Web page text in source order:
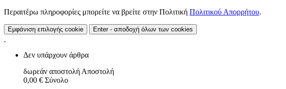
Περαιτέρω πληροφορίες μπορείτε να βρείτε στην Πολιτική Πολιτικού Απορρήτου.
Εμφάνιση επιλογής cookie Enter - αποδοχή όλων των cookies
Δεν υπάρχουν άρθρα
δωρεάν αποστολή Αποστολή
0,00 € Σύνολο